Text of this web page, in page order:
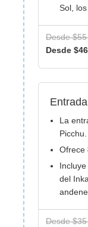
Sol,
Desde
Desde
La
Picchu.
Ofrece
del
Desde